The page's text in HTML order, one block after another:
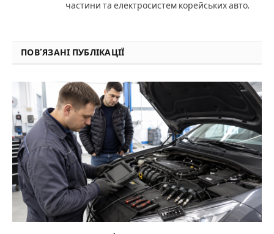
частини та електросистем корейських авто.
ПОВ’ЯЗАНІ ПУБЛІКАЦІЇ